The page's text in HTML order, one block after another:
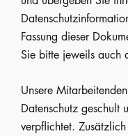
Fassung dieser
Sie bitte jeweils auch
Unsere
Datenschutz geschult
verpflichtet.